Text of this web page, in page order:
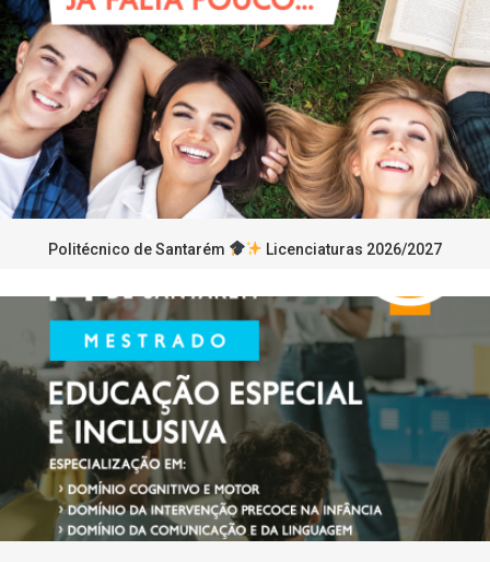
Politécnico de Santarém Licenciaturas 2026/2027